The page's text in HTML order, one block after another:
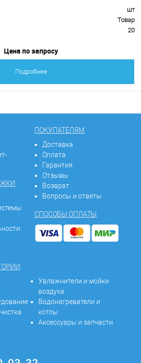
шт
Товар
20
Цена по запросу
Подробнее
ПОКУПАТЕЛЯМ
Доставка
Оплата
Гарантия
Отзывы
Возврат
Вопросы и ответы
СПОСОБЫ ОПЛАТЫ
Увлажнители и мойки
воздуха
Водонагреватели и
котлы
Аксессуары и запчасти